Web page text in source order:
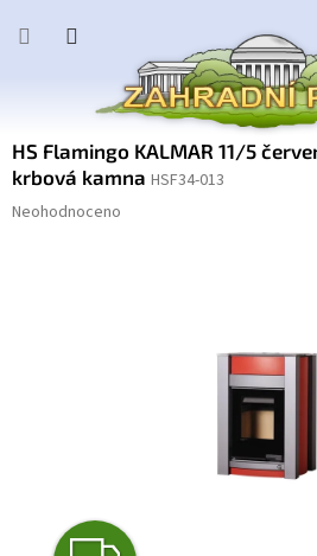
HS Flamingo KALMAR 11/5
krbová kamna HSF34-013
Průměrné
Neohodnoceno